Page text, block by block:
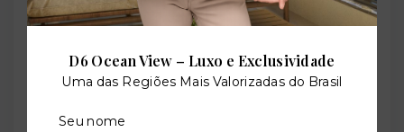
Cachoeirinha/RS - 94945-120
−
D6 Ocean View – Luxo e Exclusividade
Uma das Regiões Mais Valorizadas do Brasil
Seu nome